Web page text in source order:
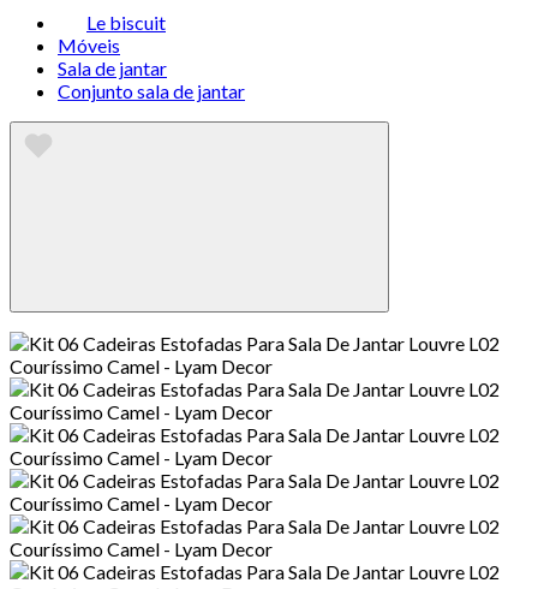
Le biscuit
Móveis
Sala de jantar
Conjunto sala de jantar